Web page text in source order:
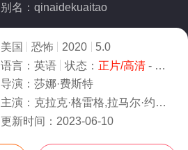
别名：qinaidekuaitao
美国 恐怖 2020
5.0
语言： 英语 状态： 正片/高清- 免费在线观看
导演： 莎娜·费斯特
主演： 克拉克·格雷格,拉马尔·约翰逊,布兰顿·莫拉勒,阿梅尔·艾米恩,马克·可
更新时间： 2023-06-10